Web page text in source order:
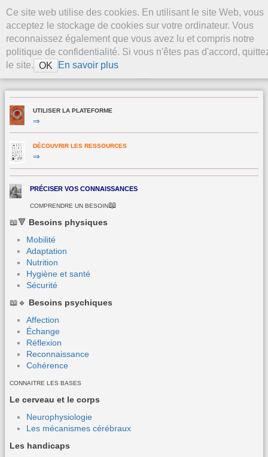
Aller au contenu
La Plateforme
Stevenson
UTILISER LA PLATEFORME
⇒
DÉCOUVRIR LES RESSOURCES
⇒
PRÉCISER VOS CONNAISSANCES
COMPRENDRE UN BESOIN📖
📖🔻 Besoins physiques
Mobilité
Adaptation
Nutrition
Hygiène et santé
Sécurité
📖🔹 Besoins psychiques
Affection
Échange
Réflexion
Reconnaissance
Cohérence
CONNAITRE LES BASES
Le cerveau et le corps
Neurophysiologie
Les mécanismes cérébraux
Les handicaps
Ce site web utilise des cookies. En utilisant le site Web, vous
acceptez le stockage de cookies sur votre ordinateur. Vous
reconnaissez également que vous avez lu et compris notre
politique de confidentialité. Si vous n'êtes pas d'accord,
le site. OK En savoir plus